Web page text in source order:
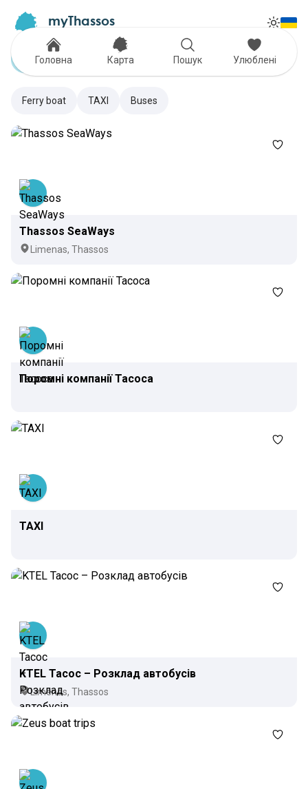
myThassos
Transportation
Ferry boat TAXI Buses
Thassos SeaWays
Limenas, Thassos
Поромні компанії Тасоса
TAXI
KTEL Тасос – Розклад автобусів
Limenas, Thassos
Головна Карта Пошук Улюблені